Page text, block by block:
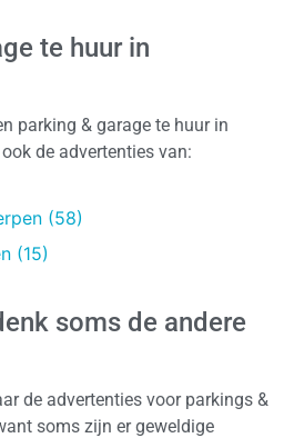
te huur in
parking & garage te huur in
de advertenties van:
(58)
(15)
soms de andere
de advertenties voor parkings &
soms zijn er geweldige